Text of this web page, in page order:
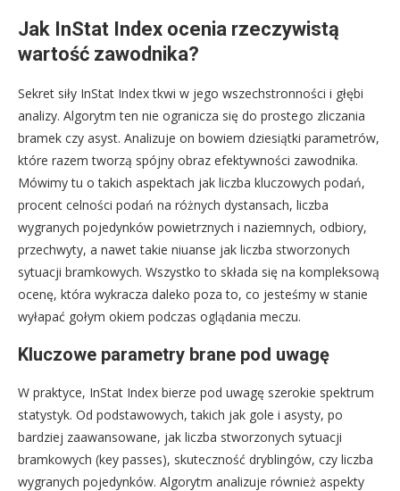
Jak InStat Index ocenia rzeczywistą
wartość zawodnika?
Sekret siły InStat Index tkwi w jego wszechstronności i głębi
analizy. Algorytm ten nie ogranicza się do prostego zliczania
bramek czy asyst. Analizuje on bowiem dziesiątki parametrów,
które razem tworzą spójny obraz efektywności zawodnika.
Mówimy tu o takich aspektach jak liczba kluczowych podań,
procent celności podań na różnych dystansach, liczba
wygranych pojedynków powietrznych i naziemnych, odbiory,
przechwyty, a nawet takie niuanse jak liczba stworzonych
sytuacji bramkowych. Wszystko to składa się na kompleksową
ocenę, która wykracza daleko poza to, co jesteśmy w stanie
wyłapać gołym okiem podczas oglądania meczu.
Kluczowe parametry brane pod uwagę
W praktyce, InStat Index bierze pod uwagę szerokie spektrum
statystyk. Od podstawowych, takich jak gole i asysty, po
bardziej zaawansowane, jak liczba stworzonych sytuacji
bramkowych (key passes), skuteczność dryblingów, czy liczba
wygranych pojedynków. Algorytm analizuje również aspekty